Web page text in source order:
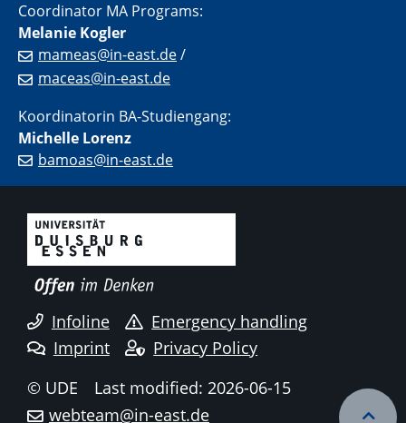
Coordinator MA Programs:
Melanie Kogler
mameas@in-east.de/
maceas@in-east.de
Koordinatorin BA-Studiengang:
Michelle Lorenz
bamoas@in-east.de
Infoline
Emergency handling
Imprint
Privacy Policy
© UDE
Last modified: 2026-06-15
webteam@in-east.de